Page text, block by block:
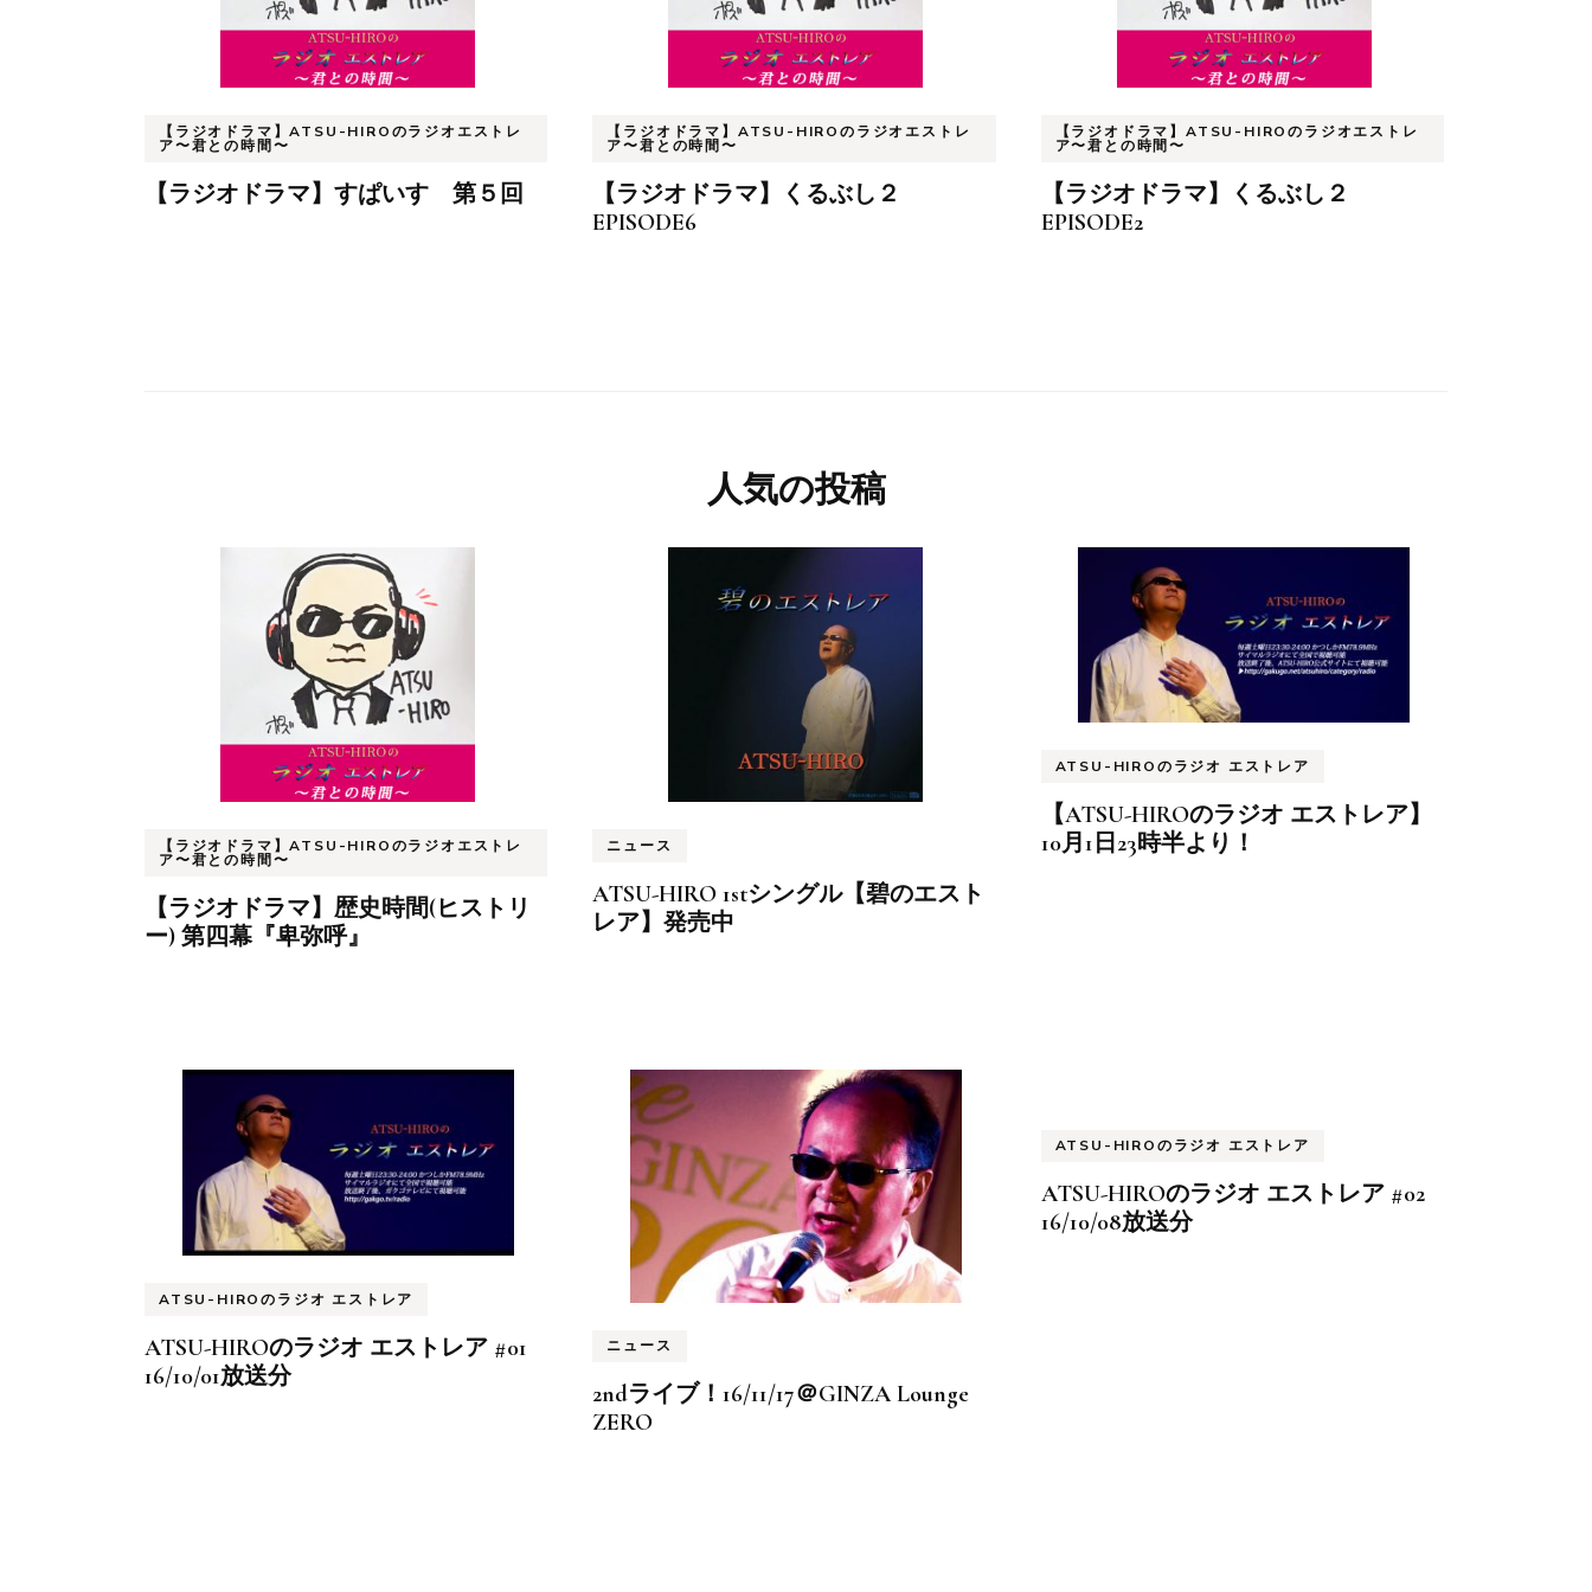
【ラジオドラマ】ATSU-HIROのラジオエストレ
ア〜君との時間〜
【ラジオドラマ】すぱいす 第５回
【ラジオドラマ】ATSU-HIROのラジオエストレ
ア〜君との時間〜
【ラジオドラマ】くるぶし２
EPISODE6
【ラジオドラマ】ATSU-HIROのラジオエストレ
ア〜君との時間〜
【ラジオドラマ】くるぶし２
EPISODE2
人気の投稿
【ラジオドラマ】ATSU-HIROのラジオエストレ
ア〜君との時間〜
【ラジオドラマ】歴史時間(ヒストリ
ー) 第四幕『卑弥呼』
ニュース
ATSU-HIRO 1stシングル【碧のエスト
レア】発売中
ATSU-HIROのラジオ エストレア
【ATSU-HIROのラジオ エストレア】
10月1日23時半より！
ATSU-HIROのラジオ エストレア
ATSU-HIROのラジオ エストレア #01
16/10/01放送分
ニュース
2ndライブ！16/11/17＠GINZA Lounge
ZERO
ATSU-HIROのラジオ エストレア
ATSU-HIROのラジオ エストレア #02
16/10/08放送分